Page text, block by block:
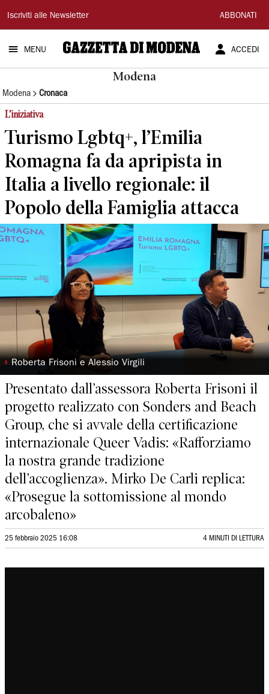
Gazzetta
di
Modena
Iscriviti alle Newsletter ABBONATI
MENU ACCEDI
Modena
Modena Cronaca
L’iniziativa
Turismo Lgbtq+, l’Emilia
Romagna fa da apripista in
Italia a livello regionale: il
Popolo della Famiglia attacca
◗ Roberta Frisoni e Alessio Virgili
Presentato dall’assessora Roberta Frisoni il
progetto realizzato con Sonders and Beach
Group, che si avvale della certificazione
internazionale Queer Vadis: «Rafforziamo
la nostra grande tradizione
dell’accoglienza». Mirko De Carli replica:
«Prosegue la sottomissione al mondo
arcobaleno»
25 febbraio 2025 16:08 4 MINUTI DI LETTURA